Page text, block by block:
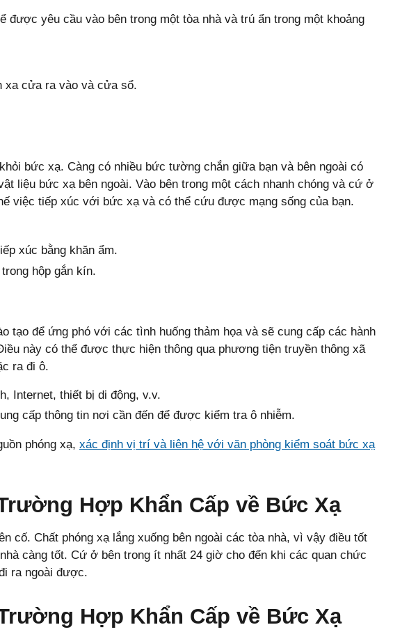
yêu cầu vào bên trong một tòa nhà và trú ẩn trong một khoảng
xa cửa ra vào và cửa sổ.
bức xạ. Càng có nhiều bức tường chắn giữa bạn và bên ngoài có
liệu bức xạ bên ngoài. Vào bên trong một cách nhanh chóng và cứ ở
việc tiếp xúc với bức xạ và có thể cứu được mạng sống của bạn.
xúc bằng khăn ẩm.
hộp gắn kín.
tạo để ứng phó với các tình huống thảm họa và sẽ cung cấp các hành
này có thể được thực hiện thông qua phương tiện truyền thông xã
ra đi ô.
Internet, thiết bị di động, v.v.
cấp thông tin nơi cần đến để được kiểm tra ô nhiễm.
phóng xạ, xác định vị trí và liên hệ với văn phòng kiểm soát bức xạ
Hợp Khẩn Cấp về Bức Xạ
cố. Chất phóng xạ lắng xuống bên ngoài các tòa nhà, vì vậy điều tốt
càng tốt. Cứ ở bên trong ít nhất 24 giờ cho đến khi các quan chức
ra ngoài được.
Hợp Khẩn Cấp về Bức Xạ